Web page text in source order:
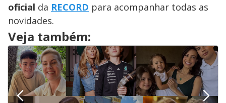
oficial da RECORD para acompanhar todas as
novidades.
Veja também: